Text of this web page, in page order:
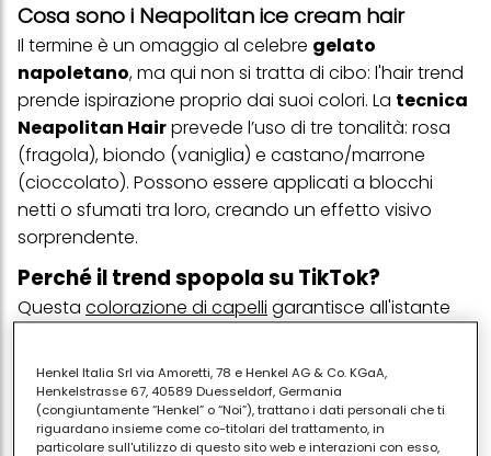
Cosa sono i Neapolitan ice cream hair
Il termine è un omaggio al celebre gelato
napoletano, ma qui non si tratta di cibo: l'hair trend
prende ispirazione proprio dai suoi colori. La tecnica
Neapolitan Hairprevede l’uso di tre tonalità: rosa
(fragola), biondo (vaniglia) e castano/marrone
(cioccolato). Possono essere applicati a blocchi
netti o sfumati tra loro, creando un effetto visivo
sorprendente.
Perché il trend spopola su TikTok?
Questa colorazione di capelli garantisce all'istante
cattura immediatamente l’attenzione.
Inoltre, questanuance per capelliconsente a chi la
indossa di mostrare la propria personalità con un
Henkel Italia Srl via Amoretti, 78 e Henkel AG & Co. KGaA,
Henkelstrasse 67, 40589 Duesseldorf, Germania
(congiuntamente “Henkel” o “Noi”), trattano i dati personali che ti
riguardano insieme come co-titolari del trattamento, in
particolare sull'utilizzo di questo sito web e interazioni con esso,